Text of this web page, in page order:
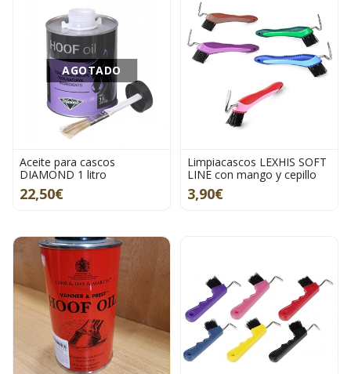
AGOTADO
Aceite para cascos
DIAMOND 1 litro
22,50€
Limpiacascos LEXHIS SOFT
LINE con mango y cepillo
3,90€